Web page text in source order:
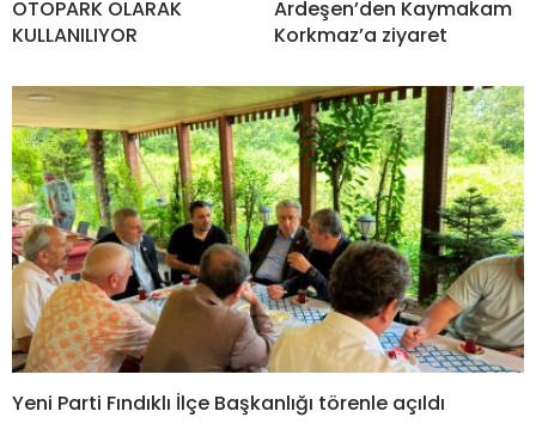
OTOPARK OLARAK
KULLANILIYOR
Ardeşen’den Kaymakam
Korkmaz’a ziyaret
Yeni Parti Fındıklı İlçe Başkanlığı törenle açıldı